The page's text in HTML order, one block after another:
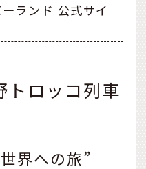
ランド 公式サイ
トロッコ列車
界への旅”